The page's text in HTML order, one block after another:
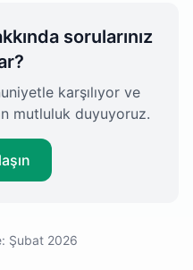
sorularınız
karşılıyor ve
mutluluk duyuyoruz.
Şubat 2026